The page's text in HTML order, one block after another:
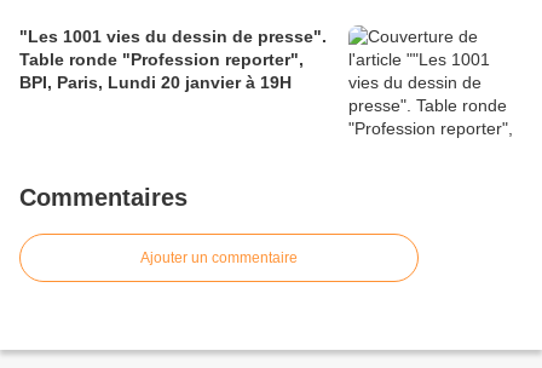
"Les 1001 vies du dessin de presse".
Table ronde "Profession reporter",
BPI, Paris, Lundi 20 janvier à 19H
Commentaires
Ajouter un commentaire